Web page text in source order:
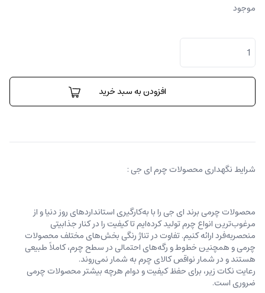
موجود
کیف
رودوشی
پرونتو
عدد
افزودن به سبد خرید
شرایط نگهداری محصولات چرم ای جی :
محصولات چرمی برند ای جی را با به‌کارگیری استانداردهای روز دنیا و از
مرغوب‌ترین انواع چرم تولید کرده‌ایم تا کیفیت را در کنار جذابیتی
منحصربه‌فرد ارائه کنیم. تفاوت در تناژ رنگی بخش‌های مختلف محصولات
چرمی و همچنین خطوط و رگه‌‌های احتمالی در سطح چرم، کاملاً طبیعی
هستند و در شمار نواقص کالای چرم به شمار نمی‌روند.
رعایت نکات زیر، برای حفظ کیفیت و دوام هرچه بیشتر محصولات چرمی
ضروری است.